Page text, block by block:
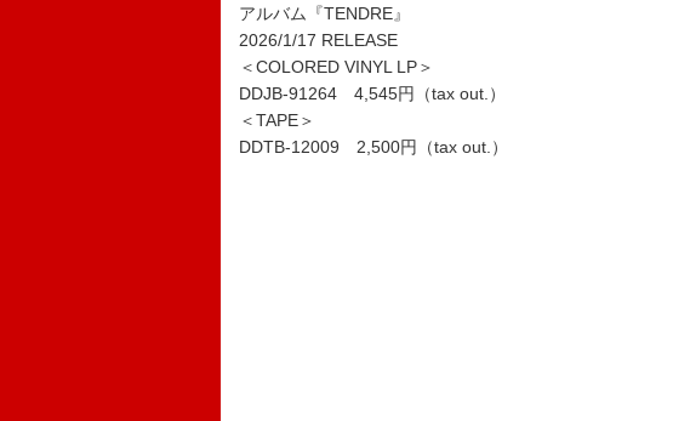
アルバム『TENDRE』
2026/1/17 RELEASE
＜COLORED VINYL LP＞
DDJB-91264 4,545円（tax out.）
＜TAPE＞
DDTB-12009 2,500円（tax out.）